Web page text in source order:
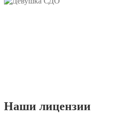
Наши лицензии